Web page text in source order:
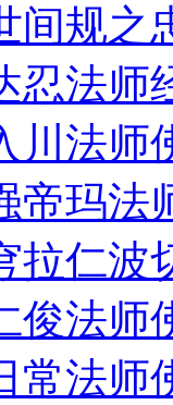
间规
忍法师
川法师
帝玛法
拉仁波
俊法师
常法师